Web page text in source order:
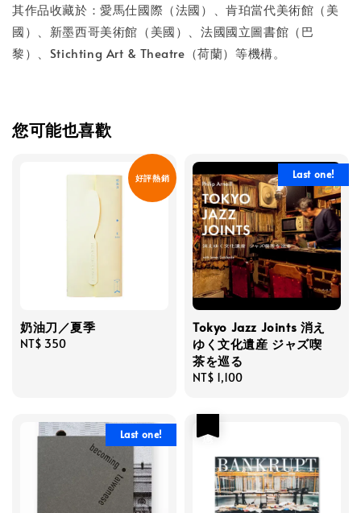
其作品收藏於：愛馬仕國際（法國）、肯珀當代美術館（美
國）、新墨西哥美術館（美國）、法國國立圖書館（巴
黎）、Stichting Art & Theatre（荷蘭）等機構。
您可能也喜歡
好評熱銷
奶油刀／夏季
Regular
NT$ 350
Last one!
Tokyo Jazz Joints 消え
ゆく文化遺産 ジャズ喫
茶を巡る
Regular
NT$ 1,100
Last one!